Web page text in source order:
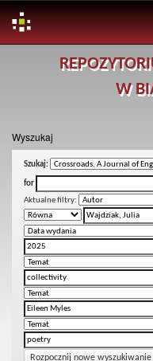
W
Wyszukaj
Szukaj:
for
Aktualne filtry:
Rozpocznij nowe wyszukiwanie